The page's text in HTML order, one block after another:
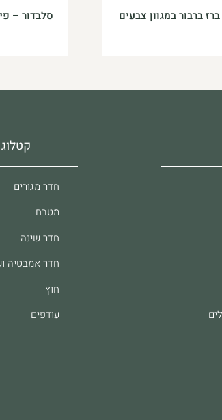
סלבדור – פיה 16 במגוון
קטלוג
חדר מגורים
מטבח
חדר שינה
חדר אמבטיה
חוץ
עודפים